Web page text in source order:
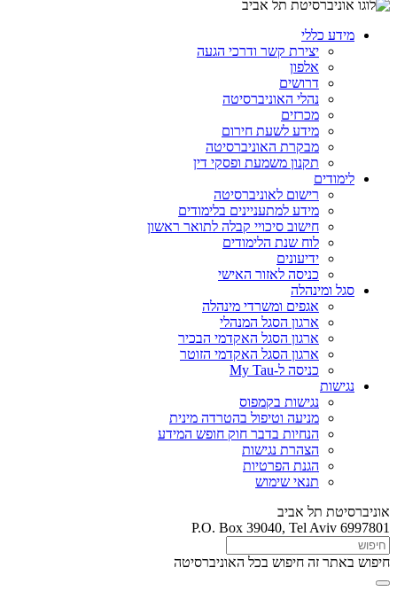
מידע כללי
יצירת קשר ודרכי הגעה
אלפון
דרושים
נהלי האוניברסיטה
מכרזים
מידע לשעת חירום
מבקרת האוניברסיטה
תקנון משמעת ופסקי דין
לימודים
רישום לאוניברסיטה
מידע למתעניינים בלימודים
חישוב סיכויי קבלה לתואר ראשון
לוח שנת הלימודים
ידיעונים
כניסה לאזור האישי
סגל ומינהלה
אגפים ומשרדי מינהלה
ארגון הסגל המנהלי
ארגון הסגל האקדמי הבכיר
ארגון הסגל האקדמי הזוטר
כניסה ל-My Tau
נגישות
נגישות בקמפוס
מניעה וטיפול בהטרדה מינית
הנחיות בדבר חוק חופש המידע
הצהרת נגישות
הגנת הפרטיות
תנאי שימוש
אוניברסיטת תל אביב
P.O. Box 39040, Tel Aviv 6997801
חיפוש באתר זה חיפוש בכל האוניברסיטה